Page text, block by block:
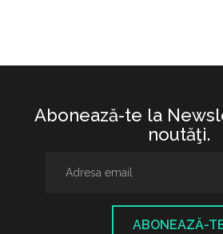
Abonează-te la
noutăţi.
ABONEAZĂ-